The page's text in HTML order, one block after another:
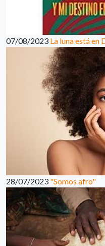
07/08/2023 La luna está en
28/07/2023 "Somos afro"